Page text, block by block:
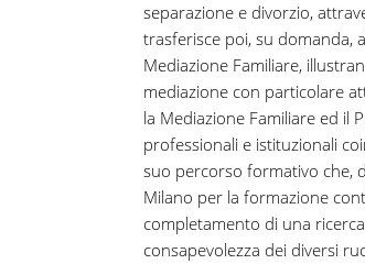
separazione e divorzio,
trasferisce poi, su domanda,
Mediazione Familiare,
mediazione con particolare
la Mediazione Familiare ed il
professionali e istituzionali
suo percorso formativo che,
Milano per la formazione
completamento di una
consapevolezza dei diversi